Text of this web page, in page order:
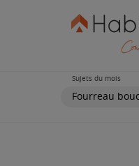
Sujets du mois
Fourreau